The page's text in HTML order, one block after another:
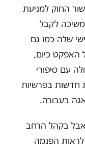
החוק למניעת
לקבל
שלה כמו גם
האפקט כיום,
עם סיפורי
חדשות בפרשיות
בעבורה.
בקהל הרחב
לראות הפנמה